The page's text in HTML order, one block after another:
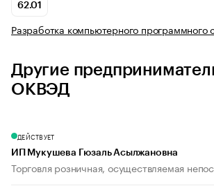
62.01
Разработка компьютерного программного
Другие
ОКВЭД
ДЕЙСТВУЕТ
ИП Мукушева Гюзаль Асылжановна
Торговля розничная, осуществляемая